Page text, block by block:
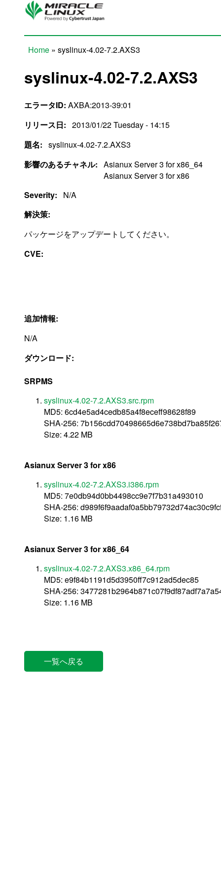
Skip to main content
Home » syslinux-4.02-7.2.AXS3
syslinux-4.02-7.2.AXS3
エラータID: AXBA:2013-39:01
リリース日: 2013/01/22 Tuesday - 14:15
題名: syslinux-4.02-7.2.AXS3
影響のあるチャネル: Asianux Server 3 for x86_64
Asianux Server 3 for x86
Severity:
N/A
解決策:
パッケージをアップデートしてください。
CVE:
追加情報:
N/A
ダウンロード:
SRPMS
syslinux-4.02-7.2.AXS3.src.rpm
MD5: 6cd4e5ad4cedb85a4f8eceff98628f89
SHA-256:
Size: 4.22 MB
Asianux Server 3 for x86
syslinux-4.02-7.2.AXS3.i386.rpm
MD5: 7e0db94d0bb4498cc9e7f7b31a493010
SHA-256:
Size: 1.16 MB
Asianux Server 3 for x86_64
syslinux-4.02-7.2.AXS3.x86_64.rpm
MD5: e9f84b1191d5d3950ff7c912ad5dec85
SHA-256:
Size: 1.16 MB
一覧へ戻る